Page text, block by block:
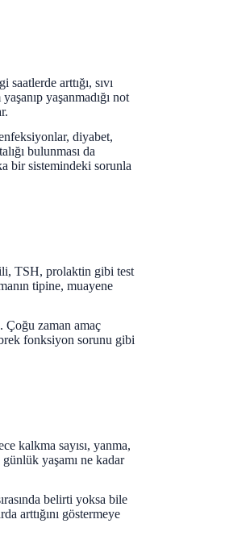
arttığı, sıvı
yaşanmadığı not
diyabet,
bulunması da
bir sistemindeki sorunla
TSH, prolaktin gibi test
tipine, muayene
Çoğu zaman amaç
fonksiyon sorunu gibi
kalkma sayısı, yanma,
günlük yaşamı ne kadar
belirti yoksa bile
arttığını göstermeye